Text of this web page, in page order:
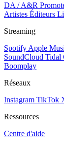
DA / A&R
Artistes Éditeurs
Streaming
Spotify Apple
SoundCloud Tidal
Boomplay
Réseaux
Instagram TikTok
Ressources
Centre d'aide